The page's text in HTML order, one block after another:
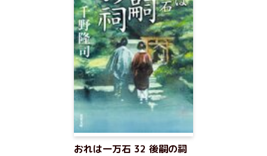
おれは一万石 32 後嗣の祠